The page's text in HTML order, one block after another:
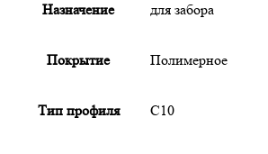
Назначение для забора
Покрытие Полимерное
Тип профиля С10